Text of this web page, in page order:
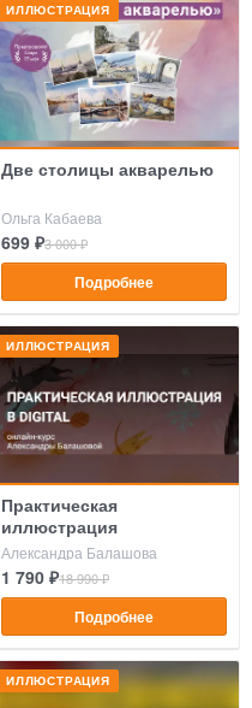
ИЛЛЮСТРАЦИЯ
Две столицы акварелью
Ольга Кабаева
699 ₽3 000 ₽
Подробнее
ИЛЛЮСТРАЦИЯ
Практическая
иллюстрация
Александра Балашова
1 790 ₽18 990 ₽
Подробнее
ИЛЛЮСТРАЦИЯ